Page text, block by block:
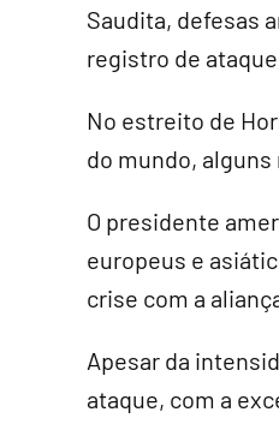
Saudita, defesas
registro de
No estreito de
do mundo,
O presidente
europeus e
crise com a
Apesar da
ataque, com a